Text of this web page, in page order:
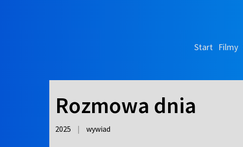
Start Filmy
Rozmowa dnia
2025 | wywiad